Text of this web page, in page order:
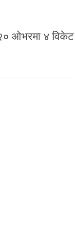
२० ओभरमा ४ विकेट